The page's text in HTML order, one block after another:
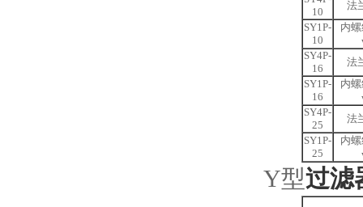
10
法
SY1P-
10
内
SY4P-
16
法
SY1P-
16
内
SY4P-
25
法
SY1P-
25
内
Y型过滤